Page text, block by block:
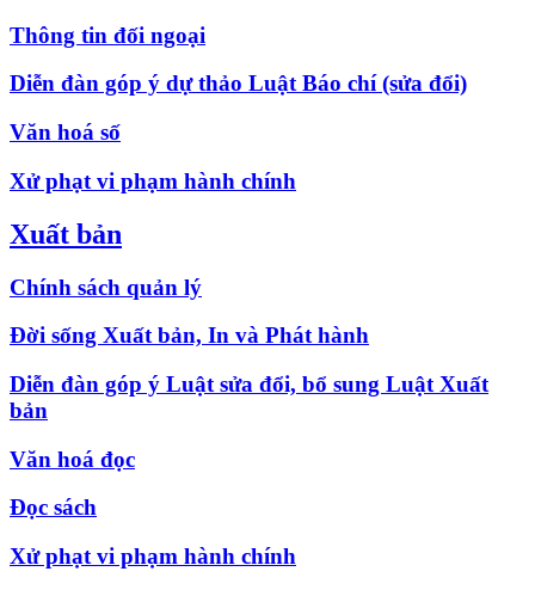
Thông tin đối ngoại
Diễn đàn góp ý dự thảo Luật Báo chí (sửa đổi)
Văn hoá số
Xử phạt vi phạm hành chính
Xuất bản
Chính sách quản lý
Đời sống Xuất bản, In và Phát hành
Diễn đàn góp ý Luật sửa đổi, bổ sung Luật Xuất
bản
Văn hoá đọc
Đọc sách
Xử phạt vi phạm hành chính